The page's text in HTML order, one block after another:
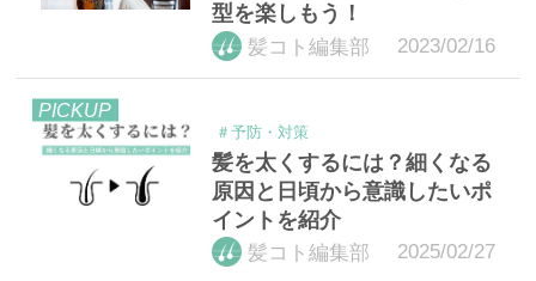
型を楽しもう！
髪コト編集部
2023/02/16
PICKUP
＃予防・対策
髪を太くするには？細くなる
原因と日頃から意識したいポ
イントを紹介
髪コト編集部
2025/02/27